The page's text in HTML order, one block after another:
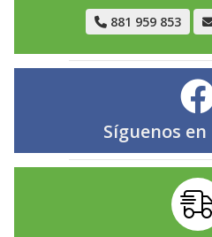
881 959 853
Síguenos en